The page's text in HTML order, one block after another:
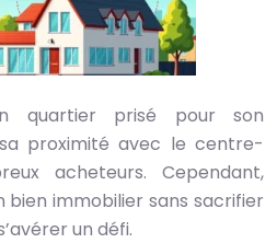
quartier prisé pour son
proximité avec le centre-
acheteurs. Cependant,
immobilier sans sacrifier
un défi.